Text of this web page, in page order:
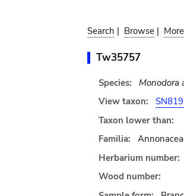
Search | Browse |
Tw35757
Species: Monodora
View taxon:
Taxon lower than:
Familia:
Herbarium number:
Wood number: